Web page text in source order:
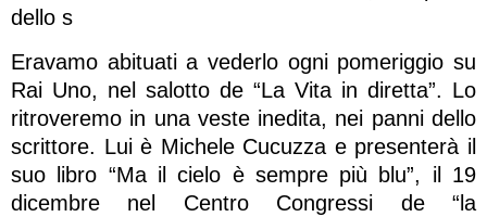
dello s
Eravamo abituati a vederlo ogni pomeriggio su
Rai Uno, nel salotto de “La Vita in diretta”. Lo
ritroveremo in una veste inedita, nei panni dello
scrittore. Lui è Michele Cucuzza e presenterà il
suo libro “Ma il cielo è sempre più blu”, il 19
dicembre nel Centro Congressi de “la